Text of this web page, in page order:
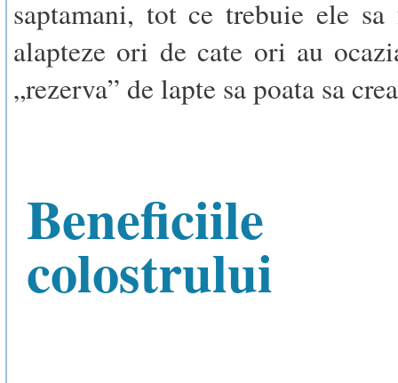
saptamani, tot ce trebuie ele sa
alapteze ori de cate ori au
„rezerva” de lapte sa poata sa
Beneficiile
colostrului